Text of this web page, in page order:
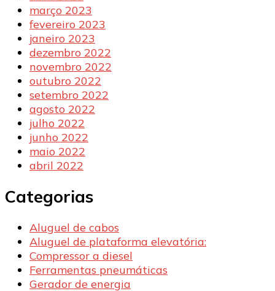
março 2023
fevereiro 2023
janeiro 2023
dezembro 2022
novembro 2022
outubro 2022
setembro 2022
agosto 2022
julho 2022
junho 2022
maio 2022
abril 2022
Categorias
Aluguel de cabos
Aluguel de plataforma elevatória:
Compressor a diesel
Ferramentas pneumáticas
Gerador de energia